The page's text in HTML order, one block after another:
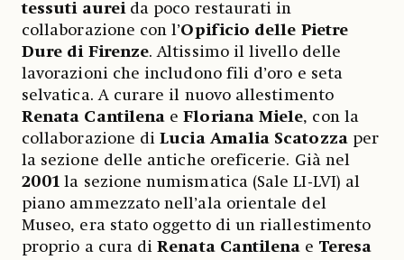
tessuti aureida poco restaurati in
collaborazione con l’Opificio delle Pietre
Dure di Firenze. Altissimo il livello delle
lavorazioni che includono fili d’oro e seta
selvatica. A curare il nuovo allestimento
Renata Cantilena eFloriana Miele, con la
collaborazione diLucia Amalia Scatozzaper
la sezione delle antiche oreficerie. Già nel
2001 la sezione numismatica (Sale LI-LVI) al
piano ammezzato nell’ala orientale del
Museo, era stato oggetto di un riallestimento
proprio a cura diRenata Cantilena e Teresa